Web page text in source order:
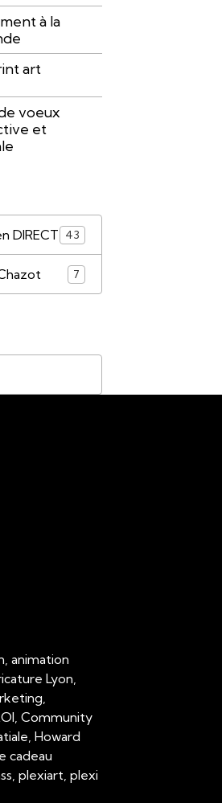
à la
art
voeux
et
DIRECT 43
7
animation
Lyon,
Community
Howard
cadeau
plexiart, plexi